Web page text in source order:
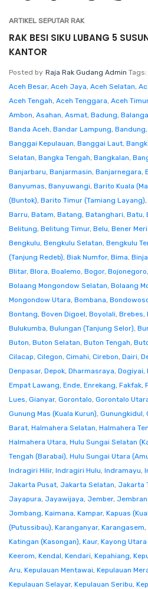
ARTIKEL SEPUTAR RAK
RAK BESI SIKU LUBANG 5
KANTOR
Posted by Raja Rak Gudang Admin Tags:
Aceh Besar, Aceh Jaya, Aceh Selatan,
Aceh Tengah, Aceh Tenggara, Aceh Timur
Ambon, Asahan, Asmat, Badung,
Banda Aceh, Bandar Lampung, Bandung,
Banggai Kepulauan, Banggai Laut,
Selatan, Bangka Tengah, Bangkalan,
Banjarbaru, Banjarmasin, Banjarnegara,
Banyumas, Banyuwangi, Barito Kuala
(Buntok), Barito Timur (Tamiang Layang),
Barru, Batam, Batang, Batanghari, Batu,
Belitung, Belitung Timur, Belu, Bener
Bengkulu, Bengkulu Selatan, Bengkulu
(Tanjung Redeb), Biak Numfor, Bima,
Blitar, Blora, Boalemo, Bogor, Bojonegoro,
Bolaang Mongondow Selatan, Bolaang
Mongondow Utara, Bombana,
Bontang, Boven Digoel, Boyolali, Brebes,
Bulukumba, Bulungan (Tanjung Selor),
Buton, Buton Selatan, Buton Tengah,
Cilacap, Cilegon, Cimahi, Cirebon, Dairi,
Denpasar, Depok, Dharmasraya, Dogiyai,
Empat Lawang, Ende, Enrekang, Fakfak,
Lues, Gianyar, Gorontalo, Gorontalo
Gunung Mas (Kuala Kurun), Gunungkidul,
Barat, Halmahera Selatan, Halmahera
Halmahera Utara, Hulu Sungai Selatan
Tengah (Barabai), Hulu Sungai Utara
Indragiri Hilir, Indragiri Hulu, Indramayu,
Jakarta Pusat, Jakarta Selatan, Jakarta
Jayapura, Jayawijaya, Jember,
Jombang, Kaimana, Kampar, Kapuas
(Putussibau), Karanganyar, Karangasem,
Katingan (Kasongan), Kaur, Kayong
Keerom, Kendal, Kendari, Kepahiang,
Aru, Kepulauan Mentawai, Kepulauan
Kepulauan Selayar, Kepulauan Seribu,